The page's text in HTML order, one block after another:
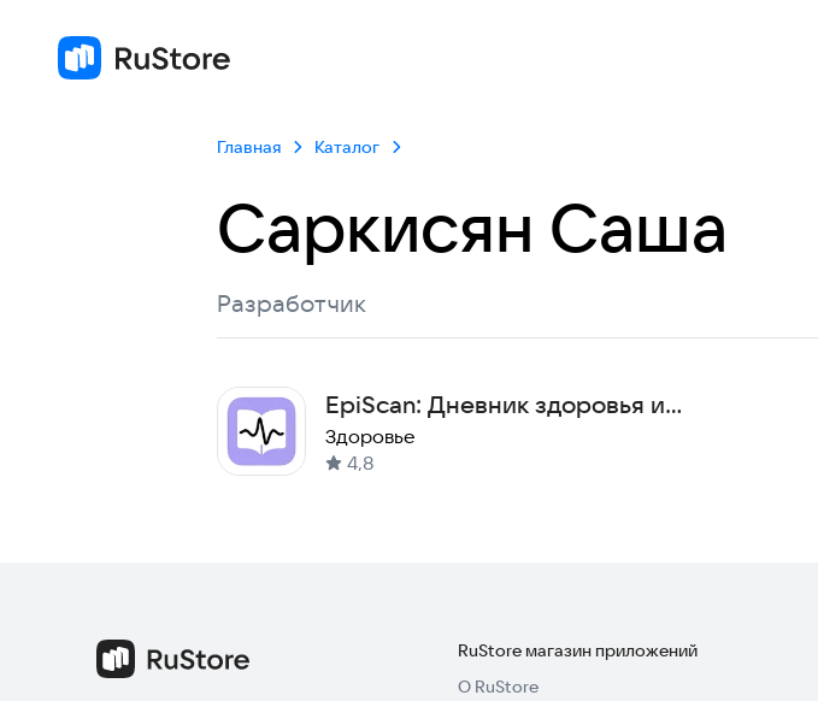
Главная Каталог
Саркисян Саша
Разработчик
EpiScan: Дневник здоровья и
контроля эпилепсии
Здоровье
4,8
RuStore магазин приложений
О RuStore